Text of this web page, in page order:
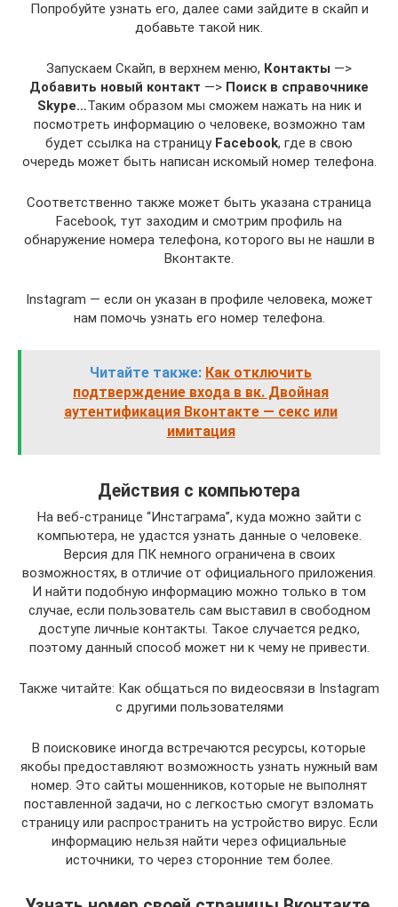
Попробуйте узнать его, далее сами зайдите в скайп и
добавьте такой ник.
Запускаем Скайп, в верхнем меню, Контакты —>
Добавить новый контакт —> Поиск в справочнике
Skype…Таким образом мы сможем нажать на ник и
посмотреть информацию о человеке, возможно там
будет ссылка на страницу Facebook, где в свою
очередь может быть написан искомый номер телефона.
Соответственно также может быть указана страница
Facebook, тут заходим и смотрим профиль на
обнаружение номера телефона, которого вы не нашли в
Вконтакте.
Instagram — если он указан в профиле человека, может
нам помочь узнать его номер телефона.
Читайте также: Как отключить
подтверждение входа в вк. Двойная
аутентификация Вконтакте — секс или
имитация
Действия с компьютера
На веб-странице “Инстаграма”, куда можно зайти с
компьютера, не удастся узнать данные о человеке.
Версия для ПК немного ограничена в своих
возможностях, в отличие от официального приложения.
И найти подобную информацию можно только в том
случае, если пользователь сам выставил в свободном
доступе личные контакты. Такое случается редко,
поэтому данный способ может ни к чему не привести.
Также читайте: Как общаться по видеосвязи в Instagram
с другими пользователями
В поисковике иногда встречаются ресурсы, которые
якобы предоставляют возможность узнать нужный вам
номер. Это сайты мошенников, которые не выполнят
поставленной задачи, но с легкостью смогут взломать
страницу или распространить на устройство вирус. Если
информацию нельзя найти через официальные
источники, то через сторонние тем более.